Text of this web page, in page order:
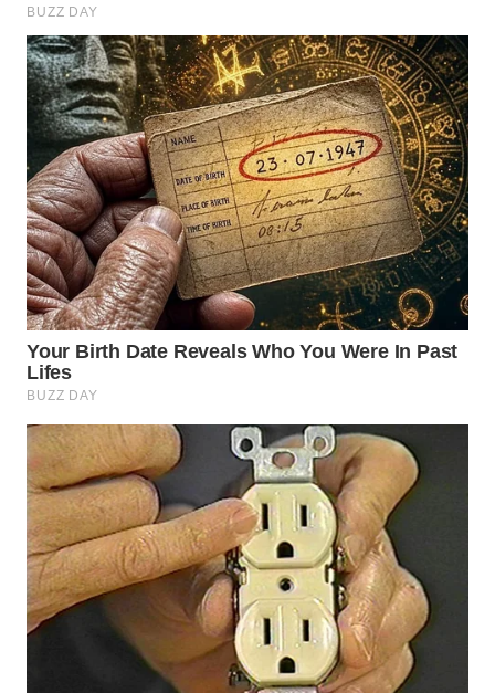
SAMOSIR
WN
PADANG
LAWAS
WN
SUMEDANG
WN
CIANJUR
WN
KEPULAUAN
SERIBU
WN
TANGERANG
WN
BINJAI
WN
CIREBON